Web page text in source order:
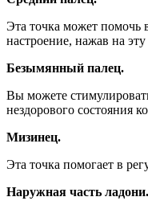
Эта точка может помочь
настроение, нажав на
Безымянный палец.
Вы можете
нездорового состояния
Мизинец.
Эта точка помогает в
Наружная часть ладони.